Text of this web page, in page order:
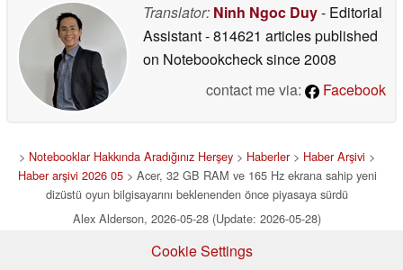
Translator: Ninh Ngoc Duy- Editorial
Assistant- 814621 articles published
on Notebookchecksince 2008
contact me via:
Facebook
> Notebooklar Hakkında Aradığınız Herşey > Haberler> Haber Arşivi >
Haber arşivi 2026 05> Acer, 32 GB RAM ve 165 Hz ekrana sahip yeni
dizüstü oyun bilgisayarını beklenenden önce piyasaya sürdü
Alex Alderson, 2026-05-28 (Update: 2026-05-28)
Cookie Settings